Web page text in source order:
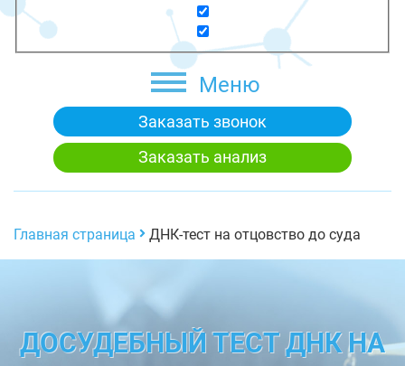
Меню
Заказать звонок
Заказать анализ
Главная страница ДНК-тест на отцовство до суда
ДОСУДЕБНЫЙ ТЕСТ ДНК НА